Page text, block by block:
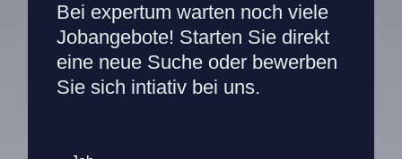
Bei expertum warten noch viele
Jobangebote! Starten Sie direkt
eine neue Suche oder bewerben
Sie sich intiativ bei uns.